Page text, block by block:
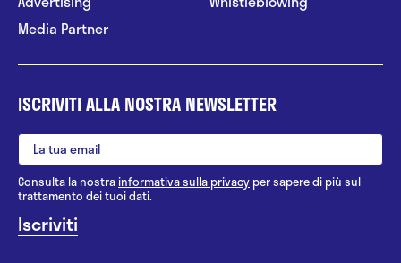
Media Partner
ISCRIVITI ALLA NOSTRA NEWSLETTER
Consulta la nostrainformativa sulla privacy per sapere di più sul
trattamento dei tuoi dati.